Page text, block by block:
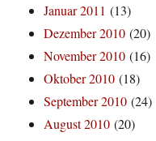
Januar 2011 (13)
Dezember 2010 (20)
November 2010 (16)
Oktober 2010 (18)
September 2010 (24)
August 2010 (20)